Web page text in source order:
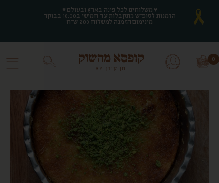
♥ משלוחים לכל פינה בארץ ובעולם ♥
הזמנות לסופ"ש מתקבלות עד חמישי ב10:00 בבוקר
מינימום הזמנה למשלוח 200 ש"ח
0
♥ משלוחים לכל פינה בארץ ובעולם ♥
הזמנות לסופ"ש מתקבלות עד חמישי ב10:00 בבוקר
מינימום הזמנה למשלוח 200 ש"ח
0